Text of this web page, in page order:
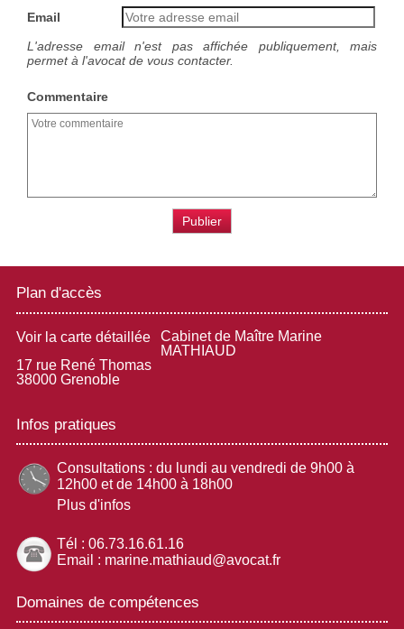
Email
L'adresse email n'est pas affichée publiquement, mais
permet à l'avocat de vous contacter.
Commentaire
Plan d'accès
Voir la carte détaillée
Cabinet de Maître Marine
MATHIAUD
17 rue René Thomas
38000 Grenoble
Infos pratiques
Consultations : du lundi au vendredi de 9h00 à
12h00 et de 14h00 à 18h00
Plus d'infos
Tél : 06.73.16.61.16
Email : marine.mathiaud@avocat.fr
Domaines de compétences